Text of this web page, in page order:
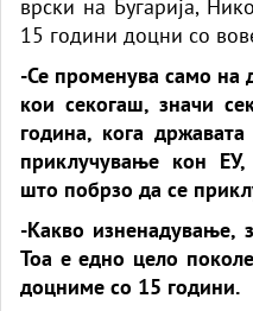
врски на Бугарија,
15 години доцни со
-Се променува само на
кои секогаш, значи
година, кога
приклучување кон
што побрзо да се
-Какво изненадување,
Тоа е едно цело
доцниме со 15 години.